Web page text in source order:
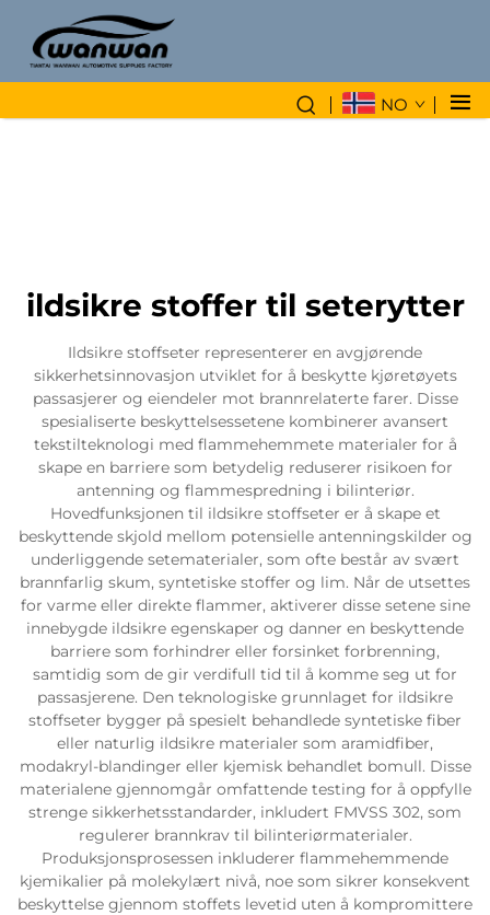
NO
ildsikre stoffer til seterytter
Ildsikre stoffseter representerer en avgjørende
sikkerhetsinnovasjon utviklet for å beskytte kjøretøyets
passasjerer og eiendeler mot brannrelaterte farer. Disse
spesialiserte beskyttelsessetene kombinerer avansert
tekstilteknologi med flammehemmete materialer for å
skape en barriere som betydelig reduserer risikoen for
antenning og flammespredning i bilinteriør.
Hovedfunksjonen til ildsikre stoffseter er å skape et
beskyttende skjold mellom potensielle antenningskilder og
underliggende setematerialer, som ofte består av svært
brannfarlig skum, syntetiske stoffer og lim. Når de utsettes
for varme eller direkte flammer, aktiverer disse setene sine
innebygde ildsikre egenskaper og danner en beskyttende
barriere som forhindrer eller forsinket forbrenning,
samtidig som de gir verdifull tid til å komme seg ut for
passasjerene. Den teknologiske grunnlaget for ildsikre
stoffseter bygger på spesielt behandlede syntetiske fiber
eller naturlig ildsikre materialer som aramidfiber,
modakryl-blandinger eller kjemisk behandlet bomull. Disse
materialene gjennomgår omfattende testing for å oppfylle
strenge sikkerhetsstandarder, inkludert FMVSS 302, som
regulerer brannkrav til bilinteriørmaterialer.
Produksjonsprosessen inkluderer flammehemmende
kjemikalier på molekylært nivå, noe som sikrer konsekvent
beskyttelse gjennom stoffets levetid uten å kompromittere